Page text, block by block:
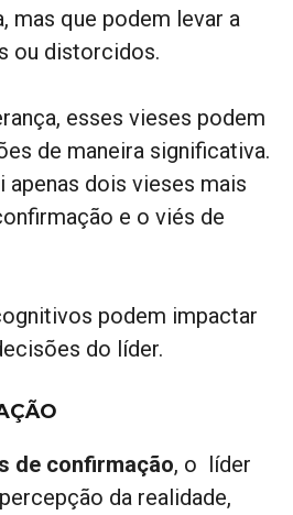
mas que podem levar a
ou distorcidos.
esses vieses podem
de maneira significativa.
apenas dois vieses mais
e o viés de
podem impactar
do líder.
de confirmação, o líder
da realidade,